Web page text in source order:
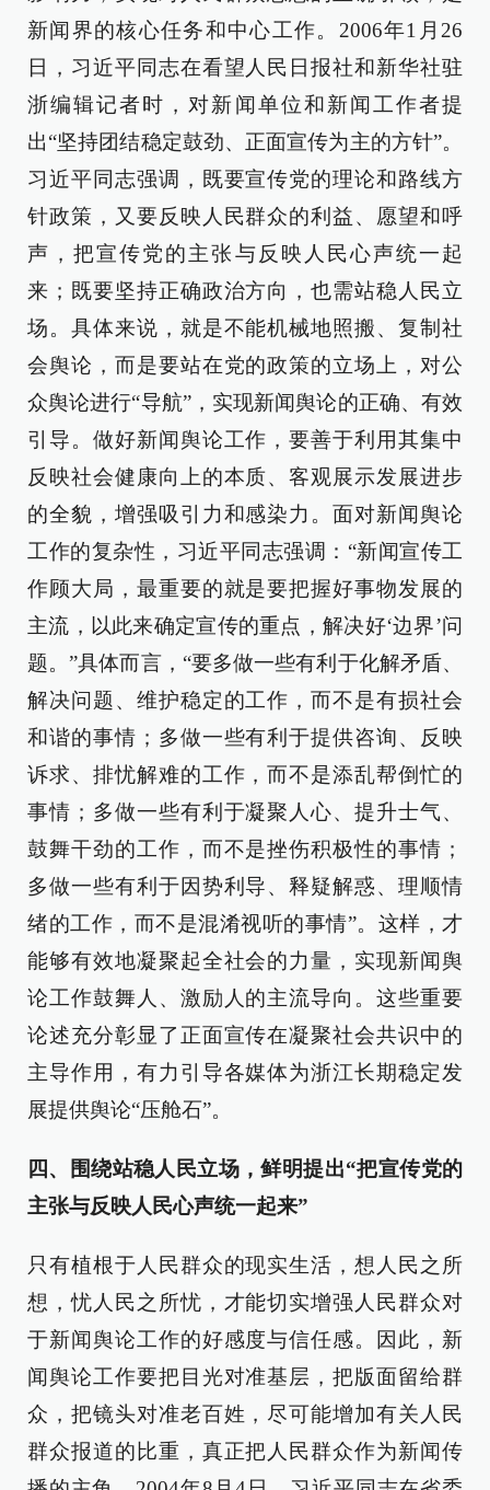
新闻界的核心任务和中心工作。2006年1月26
日，习近平同志在看望人民日报社和新华社驻
浙编辑记者时，对新闻单位和新闻工作者提
出“坚持团结稳定鼓劲、正面宣传为主的方针”。
习近平同志强调，既要宣传党的理论和路线方
针政策，又要反映人民群众的利益、愿望和呼
声，把宣传党的主张与反映人民心声统一起
来；既要坚持正确政治方向，也需站稳人民立
场。具体来说，就是不能机械地照搬、复制社
会舆论，而是要站在党的政策的立场上，对公
众舆论进行“导航”，实现新闻舆论的正确、有效
引导。做好新闻舆论工作，要善于利用其集中
反映社会健康向上的本质、客观展示发展进步
的全貌，增强吸引力和感染力。面对新闻舆论
工作的复杂性，习近平同志强调：“新闻宣传工
作顾大局，最重要的就是要把握好事物发展的
主流，以此来确定宣传的重点，解决好‘边界’问
题。”具体而言，“要多做一些有利于化解矛盾、
解决问题、维护稳定的工作，而不是有损社会
和谐的事情；多做一些有利于提供咨询、反映
诉求、排忧解难的工作，而不是添乱帮倒忙的
事情；多做一些有利于凝聚人心、提升士气、
鼓舞干劲的工作，而不是挫伤积极性的事情；
多做一些有利于因势利导、释疑解惑、理顺情
绪的工作，而不是混淆视听的事情”。这样，才
能够有效地凝聚起全社会的力量，实现新闻舆
论工作鼓舞人、激励人的主流导向。这些重要
论述充分彰显了正面宣传在凝聚社会共识中的
主导作用，有力引导各媒体为浙江长期稳定发
展提供舆论“压舱石”。
四、围绕站稳人民立场，鲜明提出“把宣传党的
主张与反映人民心声统一起来”
只有植根于人民群众的现实生活，想人民之所
想，忧人民之所忧，才能切实增强人民群众对
于新闻舆论工作的好感度与信任感。因此，新
闻舆论工作要把目光对准基层，把版面留给群
众，把镜头对准老百姓，尽可能增加有关人民
群众报道的比重，真正把人民群众作为新闻传